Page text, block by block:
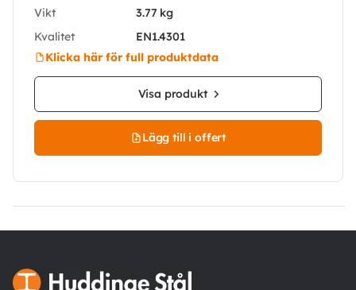
Vikt
3.77 kg
Kvalitet
EN1.4301
Klicka här för full produktdata
Visa produkt
Lägg till i offert